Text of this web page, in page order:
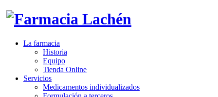
La farmacia
Historia
Equipo
Tienda Online
Servicios
Medicamentos individualizados